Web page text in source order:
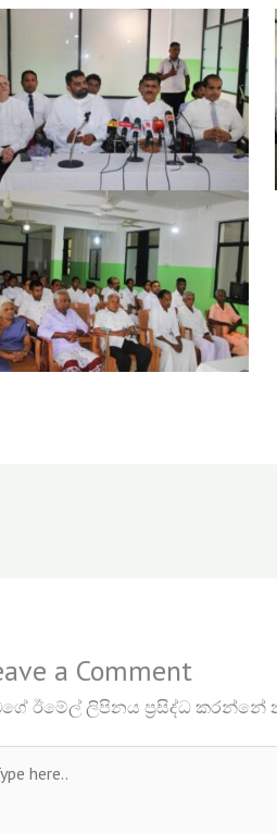
a Comment
ඊමේල් ලිපිනය ප්‍රසිද්ධ කරන්නේ